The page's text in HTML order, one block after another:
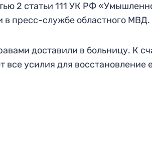
2 статьи 111 УК РФ
пресс-службе областного МВД.
доставили в больницу. К
усилия для восстановление